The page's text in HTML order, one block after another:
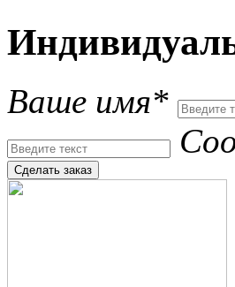
Ваше имя*